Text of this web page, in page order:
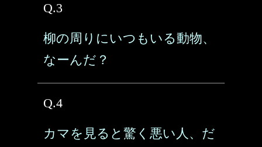
Q.3
柳の周りにいつもいる動物、
なーんだ？
Q.4
カマを見ると驚く悪い人、だ